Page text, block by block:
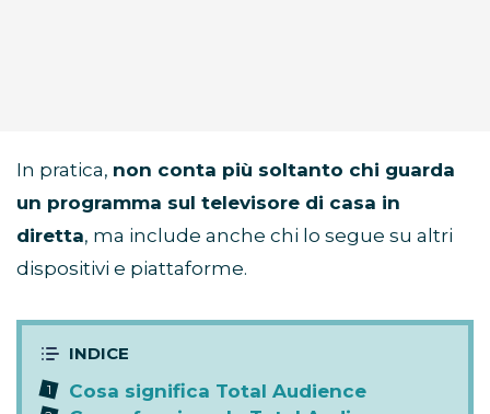
In pratica, non conta più soltanto chi guarda
un programma sul televisore di casa in
diretta, ma include anche chi lo segue su altri
dispositivi e piattaforme.
Cosa significa Total Audience